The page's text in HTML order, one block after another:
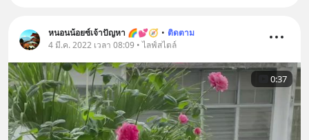
หนอนน้อยซ์เจ้าปัญหา 🌈💕🧭 • ติดตาม
4 มี.ค. 2022 เวลา 08:09 • ไลฟ์สไตล์
0:37